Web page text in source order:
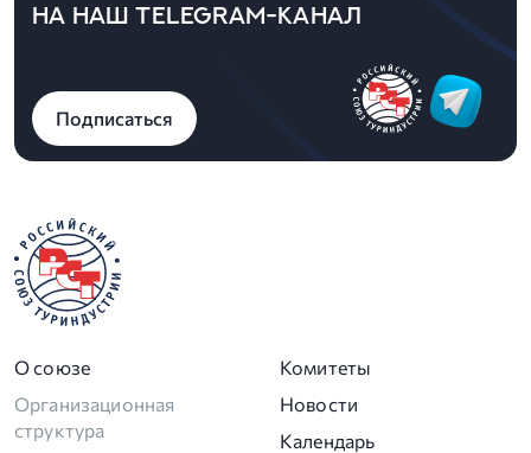
НА НАШ TELEGRAM-КАНАЛ
Подписаться
О союзе
Организационная
структура
Комитеты
Новости
Календарь